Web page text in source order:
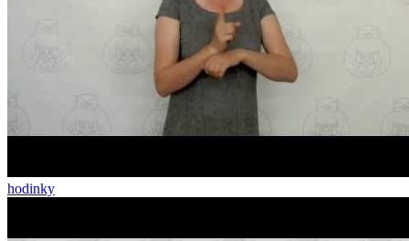
hodinky